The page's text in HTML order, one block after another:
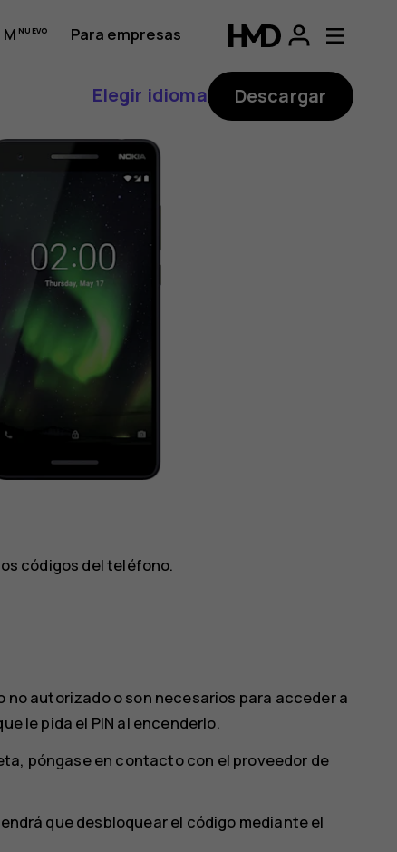
Para empresas
Elegir idioma Descargar
códigos del teléfono.
autorizado o son necesarios para acceder a
le pida el PIN al encenderlo.
póngase en contacto con el proveedor de
que desbloquear el código mediante el